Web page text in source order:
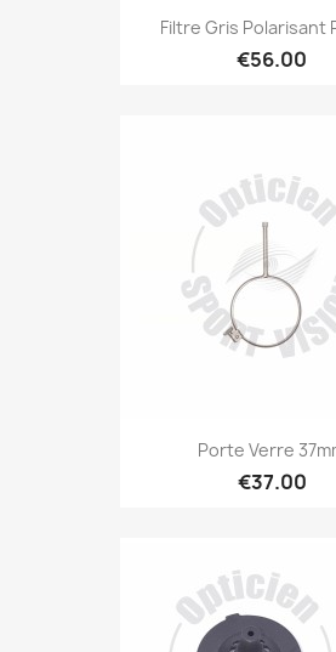
Filtre Gris Polarisant
€56.00
Porte Verre
€37.00